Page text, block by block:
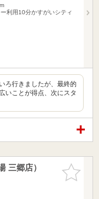
利用10分かすがいシティ
ろ行きましたが、最終的
いことが得点、次にスタ
お気に入
りに追加
三郷店）